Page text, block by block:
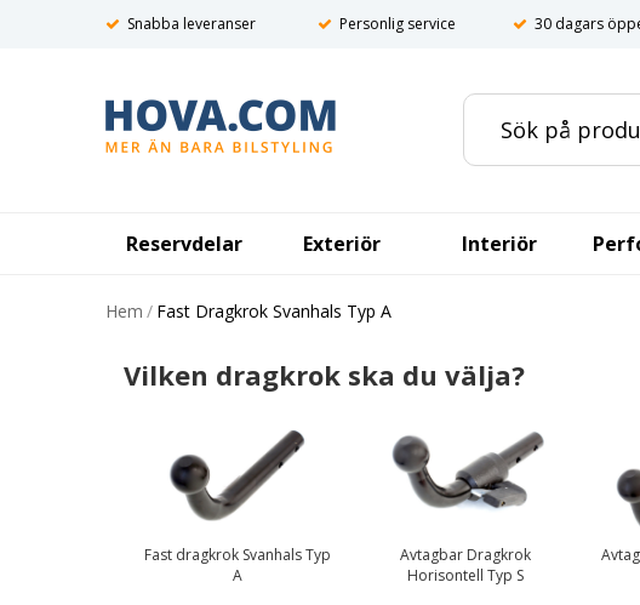
Snabba leveranser Personlig service 30 dagars
Reservdelar Exteriör Interiör
Hem / Fast Dragkrok Svanhals Typ A
Vilken dragkrok ska du välja?
Fast dragkrok Svanhals Typ
A
Avtagbar Dragkrok
Horisontell Typ S